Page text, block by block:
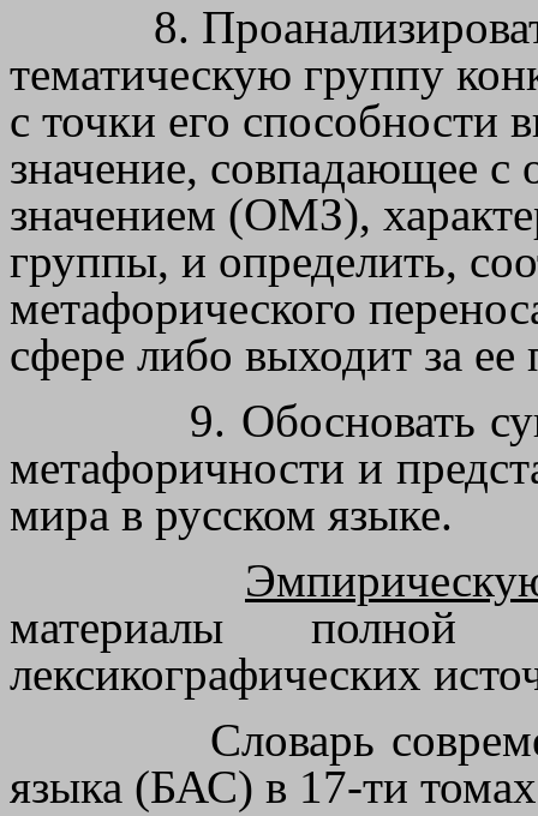
8.
тематическую группу
с точки его способности
значение, совпадающее
значением (ОМЗ),
группы, и определить,
метафорического
сфере либо выходит за ее
9. Обосновать
метафоричности и
мира в русском языке.
материалы
лексикографических
Словарь
языка (БАС) в 17-ти